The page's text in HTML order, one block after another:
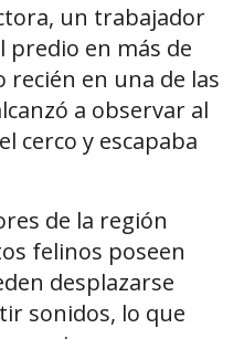
un trabajador
predio en más de
en una de las
a observar al
cerco y escapaba
de la región
felinos poseen
desplazarse
sonidos, lo que